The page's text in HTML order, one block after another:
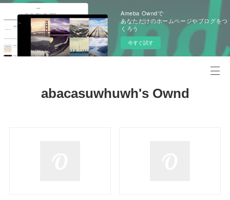
Ameba Owndで
あなただけのホームページやブログをつ
くろう
今すぐ試す
abacasuwhuwh's Ownd